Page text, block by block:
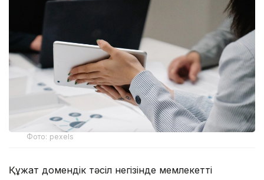
Фото: pexels
Құжат домендік тәсіл негізінде мемлекетті